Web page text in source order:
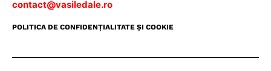
contact@vasiledale.ro
POLITICA DE CONFIDENŢIALITATE ŞI COOKIE